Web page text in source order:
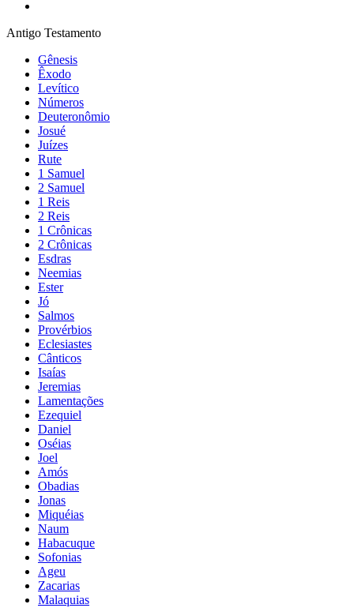
Antigo Testamento
Gênesis
Êxodo
Levítico
Números
Deuteronômio
Josué
Juízes
Rute
1 Samuel
2 Samuel
1 Reis
2 Reis
1 Crônicas
2 Crônicas
Esdras
Neemias
Ester
Jó
Salmos
Provérbios
Eclesiastes
Cânticos
Isaías
Jeremias
Lamentações
Ezequiel
Daniel
Oséias
Joel
Amós
Obadias
Jonas
Miquéias
Naum
Habacuque
Sofonias
Ageu
Zacarias
Malaquias